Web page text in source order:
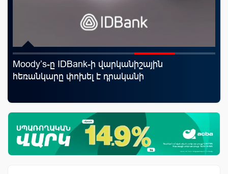
Moody’s-ը IDBank-ի վարկանիշային
հեռանկարը փոխել է դրականի